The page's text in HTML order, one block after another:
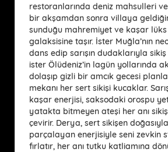
restoranlarında deniz mahsulleri
bir akşamdan sonra villaya
sunduğu mahremiyet ve kaşar lüks
galaksisine taşır. İster Muğla’nın
dans edip sarışın dudaklarıyla sikiş
ister Ölüdeniz’in lagün yollarında
dolaşıp gizli bir amcık gecesi
mekanı her sert sikişi kucaklar.
kaşar enerjisi, saksodaki orospu
yatakta bitmeyen ateşi her anı
çevirir. Derya, sert sikişen
parçalayan enerjisiyle seni zevkin
fırlatır, her anı tutku katliamına